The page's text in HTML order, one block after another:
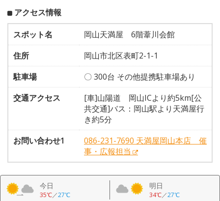
アクセス情報
スポット名
岡山天満屋 6階葦川会館
住所
岡山市北区表町2-1-1
駐車場
〇 300台 その他提携駐車場あり
交通アクセス
[車]山陽道 岡山ICより約5km[公
共交通]バス：岡山駅より天満屋行
き約5分
お問い合わせ1
086-231-7690 天満屋岡山本店 催
事・広報担当
今日
35℃／27℃
明日
34℃／27℃